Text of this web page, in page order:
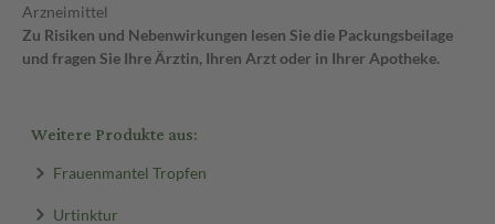
Arzneimittel
Zu Risiken und Nebenwirkungen lesen Sie die Packungsbeilage
und fragen Sie Ihre Ärztin, Ihren Arzt oder in Ihrer Apotheke.
Weitere Produkte aus:
Frauenmantel Tropfen
Urtinktur